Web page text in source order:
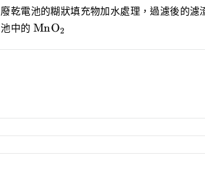
廢乾電池的糊狀填充物加水處理，過濾後的濾
池中的 \ce{MnO_2}
MnOX
2